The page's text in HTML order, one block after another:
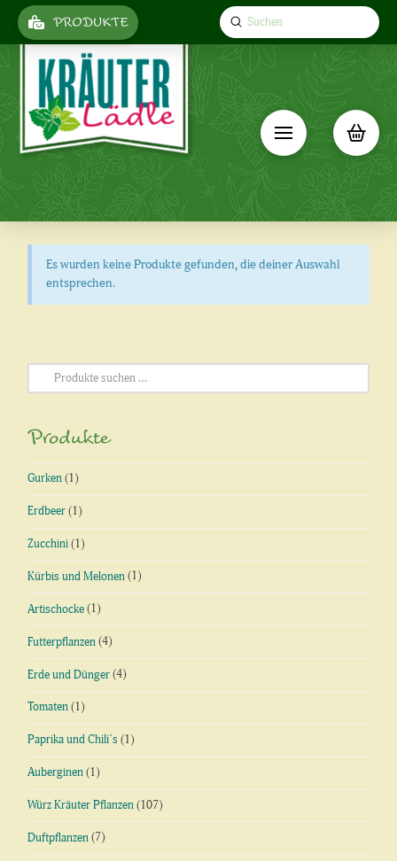
PRODUKTE Search
Submit
Es wurden keine Produkte gefunden, die deiner Auswahl
entsprechen.
Suchen
nach:
Produkte
Gurken (1)
Erdbeer (1)
Zucchini (1)
Kürbis und Melonen (1)
Artischocke (1)
Futterpflanzen (4)
Erde und Dünger (4)
Tomaten (1)
Paprika und Chili´s (1)
Auberginen (1)
Würz Kräuter Pflanzen (107)
Duftpflanzen (7)